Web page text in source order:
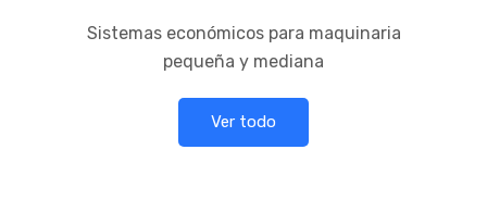
Sistemas económicos para maquinaria
pequeña y mediana
Ver todo